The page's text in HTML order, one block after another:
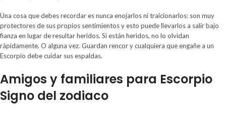
Una cosa que debes recordar es nunca enojarlos ni traicionarlos: son muy
protectores de sus propios sentimientos y esto puede llevarlos a salir bajo
fianza en lugar de resultar heridos. Si están heridos, no lo olvidan
rápidamente. O alguna vez. Guardan rencor y cualquiera que engañe a un
Escorpio debe cuidar sus espaldas.
Amigos y familiares para Escorpio
Signo del zodiaco